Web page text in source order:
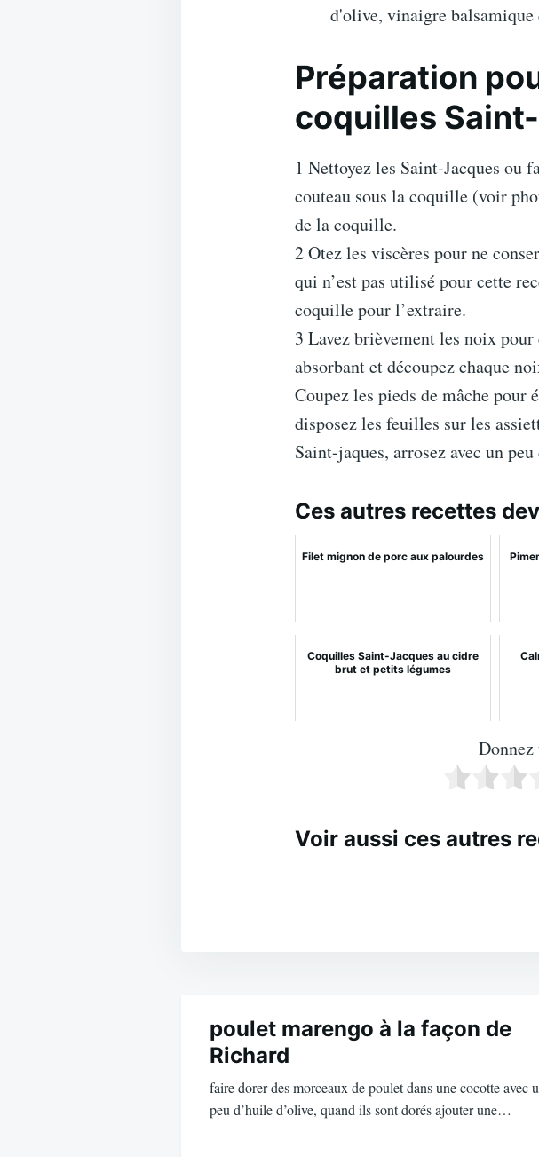
d'olive, vinaigre balsamique
Préparation
coquilles
1 Nettoyez les Saint-Jacques ou
couteau sous la coquille (voir
de la coquille.
2 Otez les viscères pour ne
qui n’est pas utilisé pour cette
coquille pour l’extraire.
3 Lavez brièvement les noix
absorbant et découpez chaque
Coupez les pieds de mâche pour
disposez les feuilles sur les
Saint-jaques, arrosez avec un
Ces autres recettes
Filet mignon de porc aux palourdes
Coquilles Saint-Jacques au cidre
brut et petits légumes
Donnez
Voir aussi ces autres
de
l’article
poulet marengo à la façon de
Richard
faire dorer des morceaux de poulet dans une cocotte avec
peu d’huile d’olive, quand ils sont dorés ajouter une…